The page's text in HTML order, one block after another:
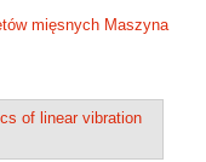
mięsnych Maszyna